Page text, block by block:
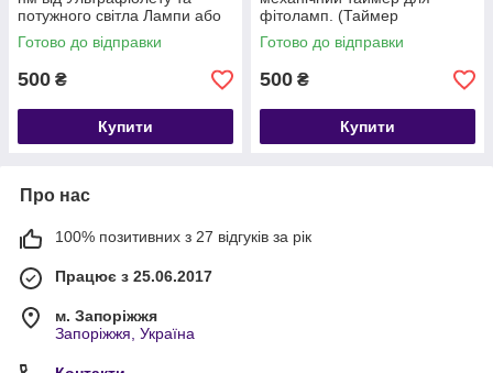
потужного світла Лампи або
Лазера.
Готово до відправки
500 ₴
Купити
фітоламп. (Таймер
електронний, механічний.)
Soled.in.ua
Готово до відправки
500 ₴
Купити
Про нас
100% позитивних з 27 відгуків за рік
Працює з 25.06.2017
м. Запоріжжя
Запоріжжя, Україна